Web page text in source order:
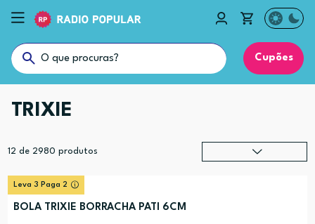
Cupões
TRIXIE
12 de 2980 produtos
Leva 3 Paga 2
BOLA TRIXIE BORRACHA PATI 6CM